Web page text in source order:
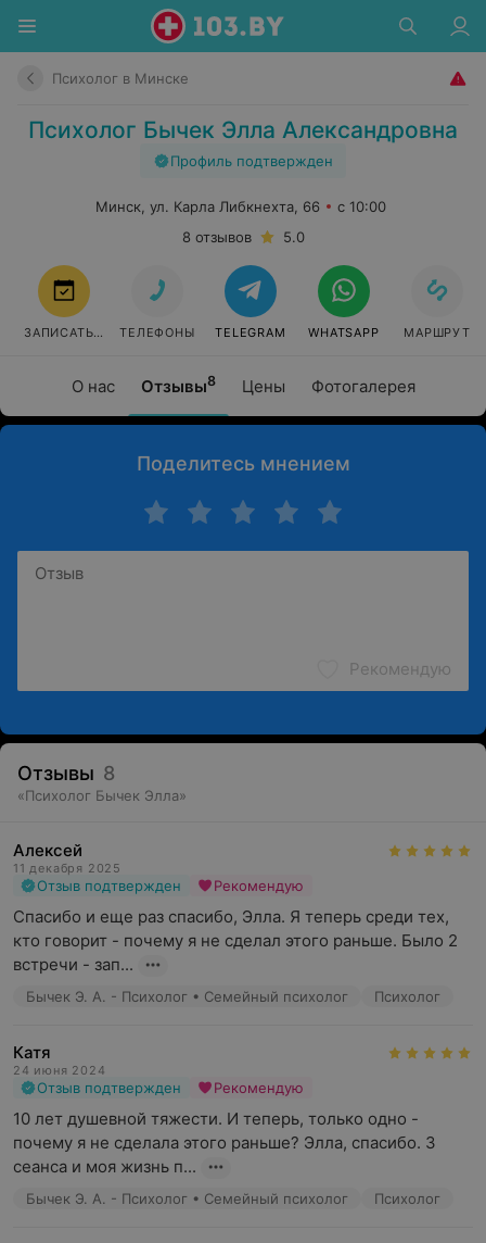
Психолог в Минске
Психолог Бычек Элла Александровна
Профиль подтвержден
О нас Отзывы8 Цены Фотогалерея
Минск, ул. Карла Либкнехта, 66
с 10:00
8 отзывов
5.0
ЗАПИСАТЬСЯ ТЕЛЕФОНЫ TELEGRAM WHATSAPP МАРШРУТ
Поделитесь мнением
Рекомендую
Отзывы 8
«Психолог Бычек Элла»
Алексей
11 декабря 2025
Отзыв подтвержден Рекомендую
Спасибо и еще раз спасибо, Элла. Я теперь среди тех,
кто говорит - почему я не сделал этого раньше. Было 2
встречи - зап...
Бычек Э. А. - Психолог • Семейный психолог Психолог
Катя
24 июня 2024
Отзыв подтвержден Рекомендую
10 лет душевной тяжести. И теперь, только одно -
почему я не сделала этого раньше? Элла, спасибо. 3
сеанса и моя жизнь п...
Бычек Э. А. - Психолог • Семейный психолог Психолог